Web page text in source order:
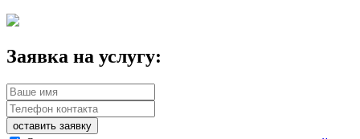
Заявка на услугу:
оставить заявку